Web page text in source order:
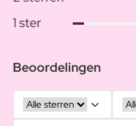
1 ster
Beoordelingen